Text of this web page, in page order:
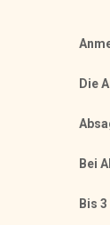
Die
Bei
Bis